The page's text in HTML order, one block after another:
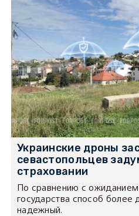
Украинские дроны
севастопольцев
страховании
По сравнению с
государства способ более
надежный.